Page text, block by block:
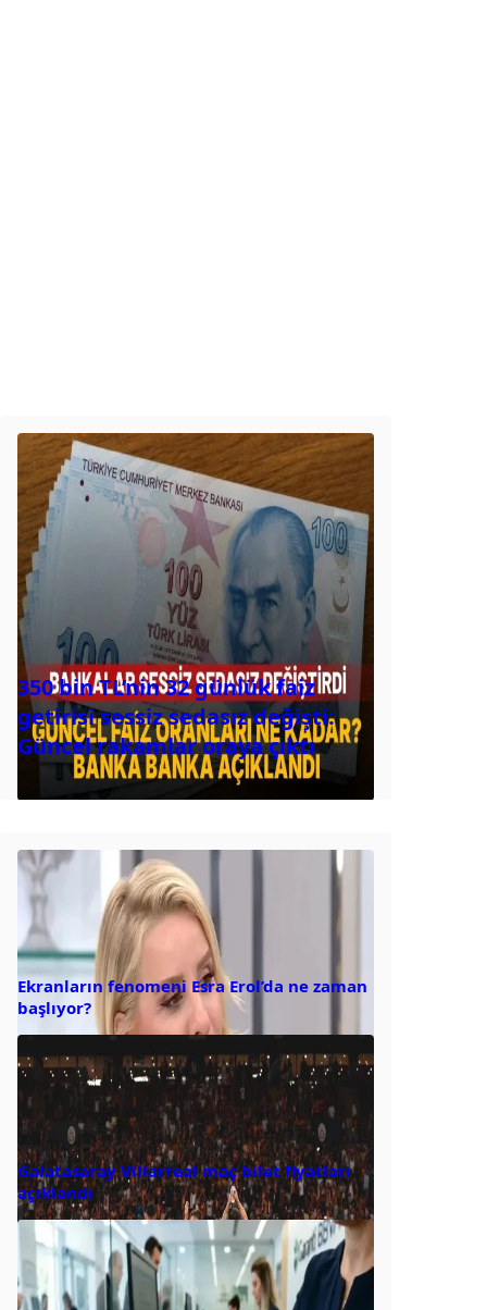
350 bin TL’nin 32 günlük faiz
getirisi sessiz sedasız değişti:
Güncel rakamlar oraya çıktı
Ekranların fenomeni Esra Erol’da ne zaman
başlıyor?
Galatasaray Villarreal maç bilet fiyatları
açıklandı